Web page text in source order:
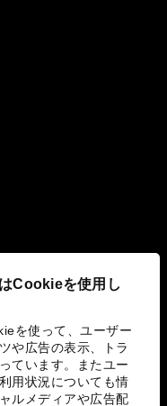
Cookieを使用し
を使って、ユーザー
や広告の表示、トラ
ています。またユー
用状況についても情
ルメディアや広告配